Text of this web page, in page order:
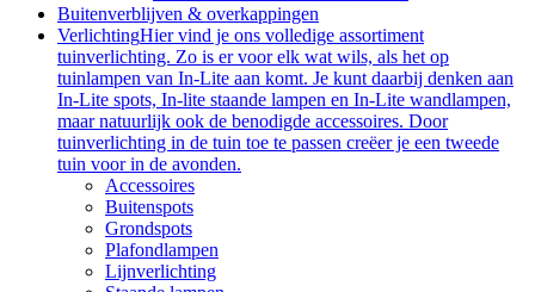
Buitenverblijven & overkappingen
VerlichtingHier vind je ons volledige assortiment
tuinverlichting. Zo is er voor elk wat wils, als het op
tuinlampen van In-Lite aan komt. Je kunt daarbij denken aan
In-Lite spots, In-lite staande lampen en In-Lite wandlampen,
maar natuurlijk ook de benodigde accessoires. Door
tuinverlichting in de tuin toe te passen creëer je een tweede
tuin voor in de avonden.
Accessoires
Buitenspots
Grondspots
Plafondlampen
Lijnverlichting